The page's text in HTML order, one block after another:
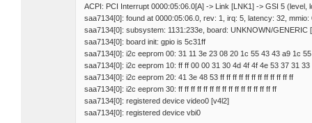
ACPI: PCI Interrupt 0000:05:06.0[A] -> Link [LNK1] -> GSI 5 (level,
saa7134[0]: found at 0000:05:06.0, rev: 1, irq: 5, latency: 32, mmio:
saa7134[0]: subsystem: 1131:233e, board: UNKNOWN/GENERIC
saa7134[0]: board init: gpio is 5c31ff
saa7134[0]: i2c eeprom 00: 31 11 3e 23 08 20 1c 55 43 43 a9 1c
saa7134[0]: i2c eeprom 10: ff ff 00 00 31 30 4d 4f 4f 4e 53 37 31 33
saa7134[0]: i2c eeprom 20: 41 3e 48 53 ff ff ff ff ff ff ff ff ff ff ff ff
saa7134[0]: i2c eeprom 30: ff ff ff ff ff ff ff ff ff ff ff ff ff ff ff ff
saa7134[0]: registered device video0 [v4l2]
saa7134[0]: registered device vbi0